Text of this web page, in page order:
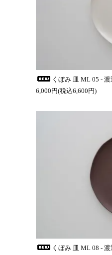
くぼみ 皿 ML 05 - 渡
6,000円(税込6,600円)
くぼみ 皿 ML 08 - 渡